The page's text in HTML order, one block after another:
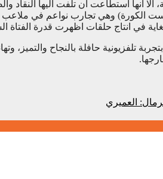
الا انها استطاعت ان تلفت اليها
(ست الكورة) وهي تجارب نواعم في
في انتاج حلقات اظهرت قدرة الفتاة
بتجربة تلفزيونية حافلة بالنجاح
العميري